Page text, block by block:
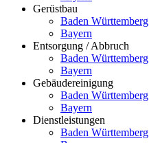
Gerüstbau
Baden Württemberg
Bayern
Entsorgung / Abbruch
Baden Württemberg
Bayern
Gebäudereinigung
Baden Württemberg
Bayern
Dienstleistungen
Baden Württemberg